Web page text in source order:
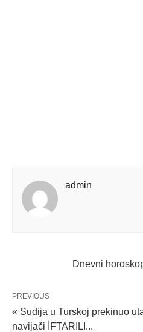
admin
Dnevni
PREVIOUS
« Sudija u Turskoj prekinuo
navijači İFTARILI...